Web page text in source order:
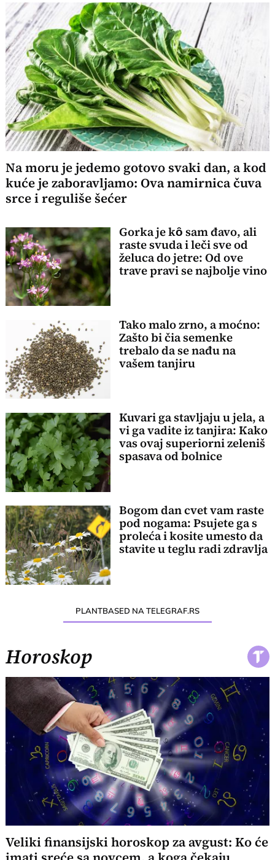
Na moru je jedemo gotovo svaki dan, a kod
kuće je zaboravljamo: Ova namirnica čuva
srce i reguliše šećer
Gorka je kȏ sam đavo, ali
raste svuda i leči sve od
želuca do jetre: Od ove
trave pravi se najbolje vino
Tako malo zrno, a moćno:
Zašto bi čia semenke
trebalo da se nađu na
vašem tanjiru
Kuvari ga stavljaju u jela, a
vi ga vadite iz tanjira: Kako
vas ovaj superiorni zeleniš
spasava od bolnice
Bogom dan cvet vam raste
pod nogama: Psujete ga s
proleća i kosite umesto da
stavite u teglu radi zdravlja
PLANTBASED NA TELEGRAF.RS
Horoskop
Veliki finansijski horoskop za avgust: Ko će